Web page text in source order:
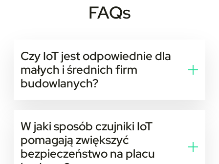
FAQs
Czy IoT jest odpowiednie dla
małych i średnich firm
budowlanych?
przystępnych cenowo lokalizatorów i urządzeń
ubieralnych, aby zwiększyć bezpieczeństwo i
efektywność pracy.
W jaki sposób czujniki IoT
pomagają zwiększyć
bezpieczeństwo na placu